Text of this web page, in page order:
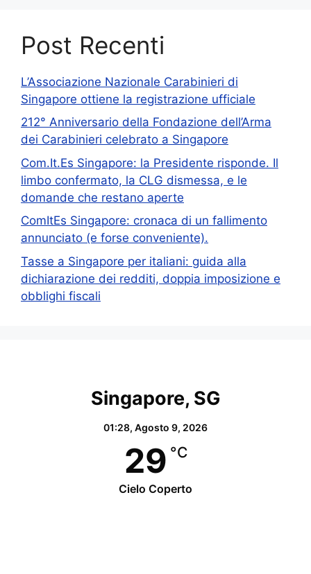
Post Recenti
L’Associazione Nazionale Carabinieri di
Singapore ottiene la registrazione ufficiale
212° Anniversario della Fondazione dell’Arma
dei Carabinieri celebrato a Singapore
Com.It.Es Singapore: la Presidente risponde. Il
limbo confermato, la CLG dismessa, e le
domande che restano aperte
ComItEs Singapore: cronaca di un fallimento
annunciato (e forse conveniente).
Tasse a Singapore per italiani: guida alla
dichiarazione dei redditi, doppia imposizione e
obblighi fiscali
Singapore, SG
01:28, Agosto 9, 2026
29 °C
Cielo Coperto